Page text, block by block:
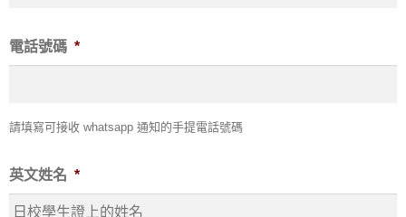
電話號碼 *
請填寫可接收 whatsapp 通知的手提電話號碼
英文姓名 *